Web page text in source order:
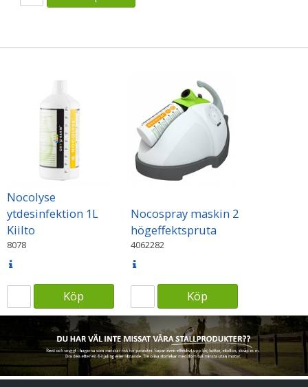
Nocolyse
ytdesinfektion 1L
Kiilto
8078
Köp
Nocospray maskin 2
högeffektspruta
4062282
Köp